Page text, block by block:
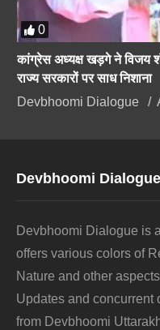
0
कांग्रेस अध्यक्ष खड़गे ने विजय
राज्य सरकारों पर साध निशाना
Devbhoomi Dialogue
Devbhoomi Dialogue
Devbhoomi Dialogue is
offers various colors of
Nature and other
Updates and concurrent
from Devbhoomi